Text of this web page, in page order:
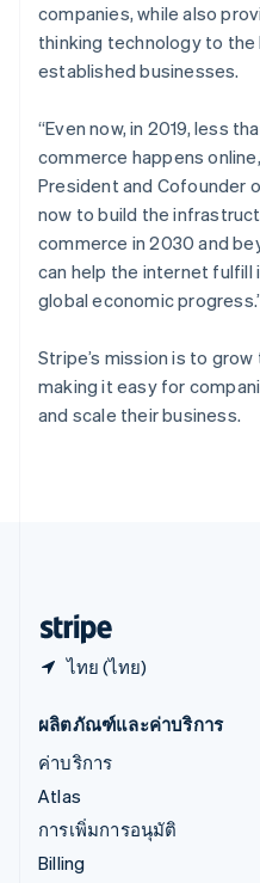
companies, while also
thinking technology to
established businesses.
“Even now, in 2019, less
commerce happens
President and Cofounder
now to build the
commerce in 2030 and
can help the internet
global economic
Stripe’s mission is to
making it easy for
and scale their business.
ไทย (ไทย)
SvenskaEnglish
สหรัฐอเมริกา
EnglishEspañol简体中文
English
สหราชอาณาจักร
English
สาธารณรัฐเช็ก
English
สิงคโปร์
English简体中文
ออสเตรเลีย
ออสเตรีย
DeutschEnglish
อิตาลี
ItalianoEnglish
ผลิตภัณฑ์และค่าบริการ
ค่าบริการ
Atlas
การเพิ่มการอนุมัติ
Billing